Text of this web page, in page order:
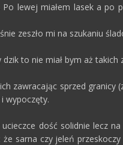
lewej miałem lasek a po
zeszło mi na szukaniu
to nie miał bym aż takich
zawracając sprzed
wypoczęty.
dość solidnie lecz
sarna czy jeleń